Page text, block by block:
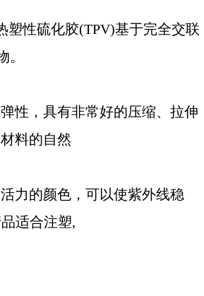
塑性硫化胶(TPV)基于完全交联
。
性，具有非常好的压缩、拉伸
料的自然
力的颜色，可以使紫外线稳
适合注塑,